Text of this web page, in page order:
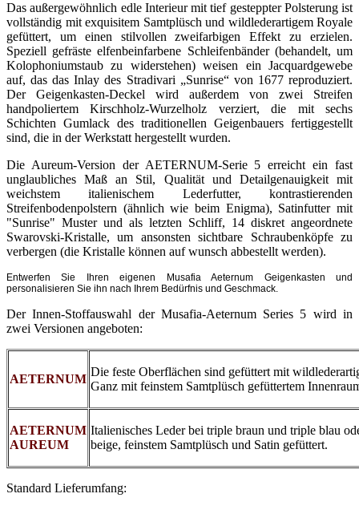
Das außergewöhnlich edle Interieur mit tief gesteppter Polsterung ist
vollständig mit exquisitem Samtplüsch und wildlederartigem Royale
gefüttert, um einen stilvollen zweifarbigen Effekt zu erzielen.
Speziell gefräste elfenbeinfarbene Schleifenbänder (behandelt, um
Kolophoniumstaub zu widerstehen) weisen ein Jacquardgewebe
auf, das das Inlay des Stradivari „Sunrise“ von 1677 reproduziert.
Der Geigenkasten-Deckel wird außerdem von zwei Streifen
handpoliertem Kirschholz-Wurzelholz verziert, die mit sechs
Schichten Gumlack des traditionellen Geigenbauers fertiggestellt
sind, die in der Werkstatt hergestellt wurden.
Die Aureum-Version der AETERNUM-Serie 5 erreicht ein fast
unglaubliches Maß an Stil, Qualität und Detailgenauigkeit mit
weichstem italienischem Lederfutter, kontrastierenden
Streifenbodenpolstern (ähnlich wie beim Enigma), Satinfutter mit
"Sunrise" Muster und als letzten Schliff, 14 diskret angeordnete
Swarovski-Kristalle, um ansonsten sichtbare Schraubenköpfe zu
verbergen (die Kristalle können auf wunsch abbestellt werden).
Entwerfen Sie Ihren eigenen Musafia Aeternum Geigenkasten und
personalisieren Sie ihn nach Ihrem Bedürfnis und Geschmack.
Der Innen-Stoffauswahl der Musafia-Aeternum Series 5 wird in
zwei Versionen angeboten:
AETERNUM
Die feste Oberflächen sind gefüttert mit
Ganz mit feinstem Samtplüsch gefüttertem
AETERNUM
AUREUM
Italienisches Leder bei triple braun und triple blau
beige, feinstem Samtplüsch und Satin gefüttert.
Standard Lieferumfang: